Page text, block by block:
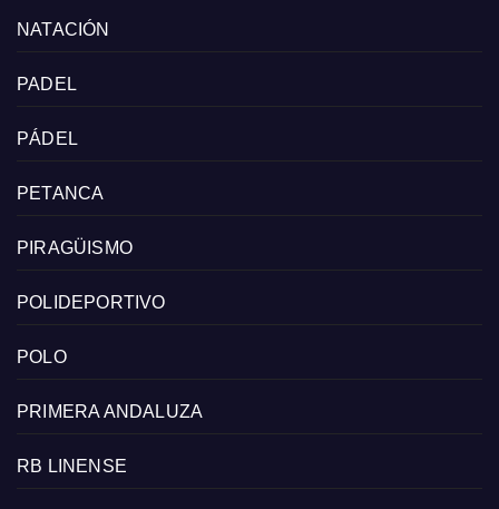
NATACIÓN
PADEL
PÁDEL
PETANCA
PIRAGÜISMO
POLIDEPORTIVO
POLO
PRIMERA ANDALUZA
RB LINENSE